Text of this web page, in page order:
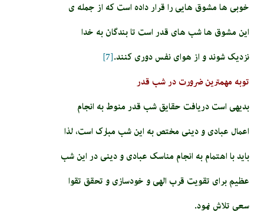
خوبی ها مشوق هایی را قرار داده است که از جمله ی
این مشوق ها شب های قدر است تا بندگان به خدا
نزدیک شوند و از هوای نفس دوری کنند.[7]
توبه مهمترین ضرورت در شب قدر
بدیهی است دریافت حقایق شب قدر منوط به انجام
اعمال عبادی و دینی مختص به این شب مبارک است، لذا
باید با اهتمام به انجام مناسک عبادی و دینی در این شب
عظیم برای تقویت قرب الهی و خودسازی و تحقق تقوا
سعی تلاش نمود.